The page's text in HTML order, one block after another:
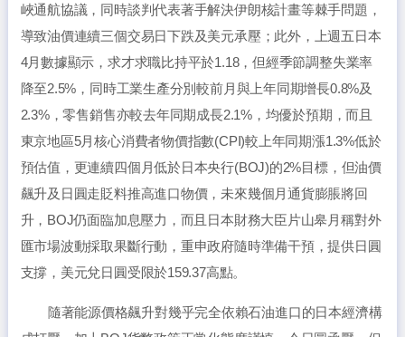
峽通航協議，同時談判代表著手解決伊朗核計畫等棘手問題，
導致油價連續三個交易日下跌及美元承壓；此外，上週五日本
4月數據顯示，求才求職比持平於1.18，但經季節調整失業率
降至2.5%，同時工業生產分別較前月與上年同期增長0.8%及
2.3%，零售銷售亦較去年同期成長2.1%，均優於預期，而且
東京地區5月核心消費者物價指數(CPI)較上年同期漲1.3%低於
預估值，更連續四個月低於日本央行(BOJ)的2%目標，但油價
飆升及日圓走貶料推高進口物價，未來幾個月通貨膨脹將回
升，BOJ仍面臨加息壓力，而且日本財務大臣片山皋月稱對外
匯市場波動採取果斷行動，重申政府隨時準備干預，提供日圓
支撐，美元兌日圓受限於159.37高點。
隨著能源價格飆升對幾乎完全依賴石油進口的日本經濟構